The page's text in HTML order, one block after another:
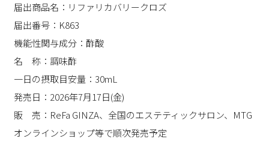
届出商品名：リファリカバリークロズ
届出番号：K863
機能性関与成分：酢酸
名 称：調味酢
一日の摂取目安量：30mL
発売日：2026年7月17日(金)
販 売：ReFa GINZA、全国のエステティックサロン、MTG
オンラインショップ等で順次発売予定 ​​